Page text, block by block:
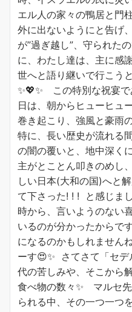
エル人の家々の鴨居と門
外に出ないようにと告げ
が”過ぎ越し”、守られた
に、わたし達は、主に感
世へと語り継いで行こう
✨💖✨ この特別な祝宴
日は、朝からヒューヒュ
巻き起こり、強風と豪雨
特に、長い歴史が流れる
の闇の覆いと、地中深く
主がとことん叩きのめし
しい日本(大和の国)へと
て下さった! ! ! と感じま
時から、言いようのない
いるのが分かったからで
になるのかもしれません
ーす😍✨ さてさて「セ
代の苦しみや、そこから
食べ物の数々✨ マルセ
られる中、その一つ一つ